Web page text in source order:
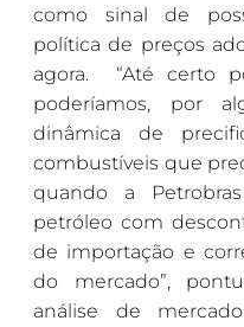
como sinal de
política de preços
agora. “Até certo
poderíamos, por
dinâmica de
combustíveis que
quando a
petróleo com
de importação e
do mercado”,
análise de